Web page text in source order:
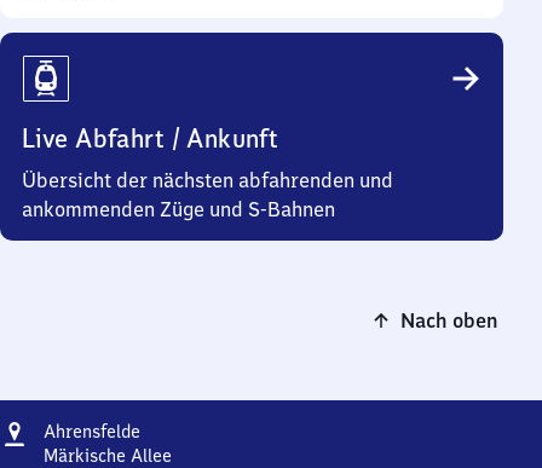
Live Abfahrt / Ankunft
Übersicht der nächsten abfahrenden und
ankommenden Züge und S-Bahnen
Nach oben
Adresse
Ahrensfelde
Märkische Allee